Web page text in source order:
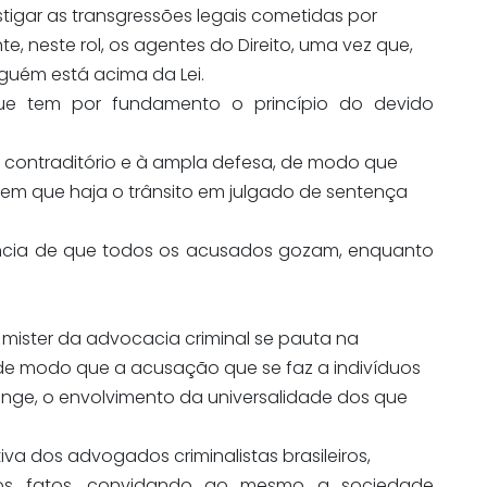
as transgressões legais cometidas por
neste rol, os agentes do Direito, uma vez que,
está acima da Lei.
tem por fundamento o princípio do devido
e à ampla defesa, de modo que
que haja o trânsito em julgado de sentença
de que todos os acusados gozam, enquanto
da advocacia criminal se pauta na
modo que a acusação que se faz a indivíduos
o envolvimento da universalidade dos que
dos advogados criminalistas brasileiros,